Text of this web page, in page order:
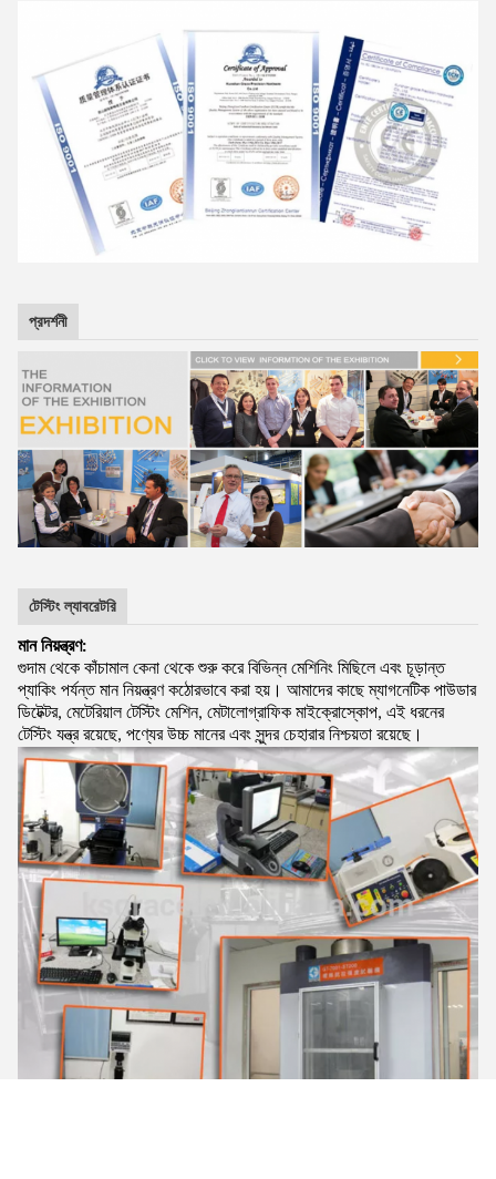
প্রদর্শনী
টেস্টিং ল্যাবরেটরি
মান নিয়ন্ত্রণ:
গুদাম থেকে কাঁচামাল কেনা থেকে শুরু করে বিভিন্ন মেশিনিং মিছিলে এবং চূড়ান্ত
প্যাকিং পর্যন্ত মান নিয়ন্ত্রণ কঠোরভাবে করা হয়। আমাদের কাছে ম্যাগনেটিক পাউডার
ডিটেক্টর, মেটেরিয়াল টেস্টিং মেশিন, মেটালোগ্রাফিক মাইক্রোস্কোপ, এই ধরনের
টেস্টিং যন্ত্র রয়েছে, পণ্যের উচ্চ মানের এবং সুন্দর চেহারার নিশ্চয়তা রয়েছে।